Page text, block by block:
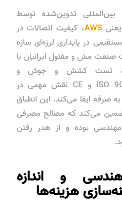
بین‌المللی تدوین‌شده توسط
یعنیAWS، کیفیت اتصالات در
در پایداری لرزه‌ای سازه
صنعت مش و مفتول ایرانیان با
تست کشش و جوش و
استانداردهای ISO 9001-2015 و CE نقش مهمی در
به صرفه ایفا می‌کند. این انطباق
تضمین می‌کند که مصالح مصرفی
مهندسی بوده و از هدر رفتن
و اندازه
هزینه‌ها